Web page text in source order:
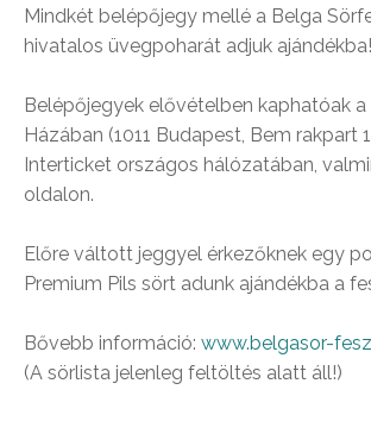
Mindkét belépőjegy mellé a Belga
hivatalos üvegpoharát adjuk ajándékba!
Belépőjegyek elővételben kaphatóak
Házában (1011 Budapest, Bem rakpart
Interticket országos hálózatában,
oldalon.
Előre váltott jeggyel érkezőknek egy
Premium Pils sört adunk ajándékba a
Bővebb információ: www.belgasor-
(A sörlista jelenleg feltöltés alatt áll!)